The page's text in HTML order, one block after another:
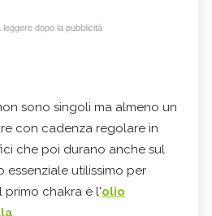
leggere dopo la pubblicità
sono singoli ma almeno un
con cadenza regolare in
che poi durano anche sul
utilissimo per
chakra è l'olio